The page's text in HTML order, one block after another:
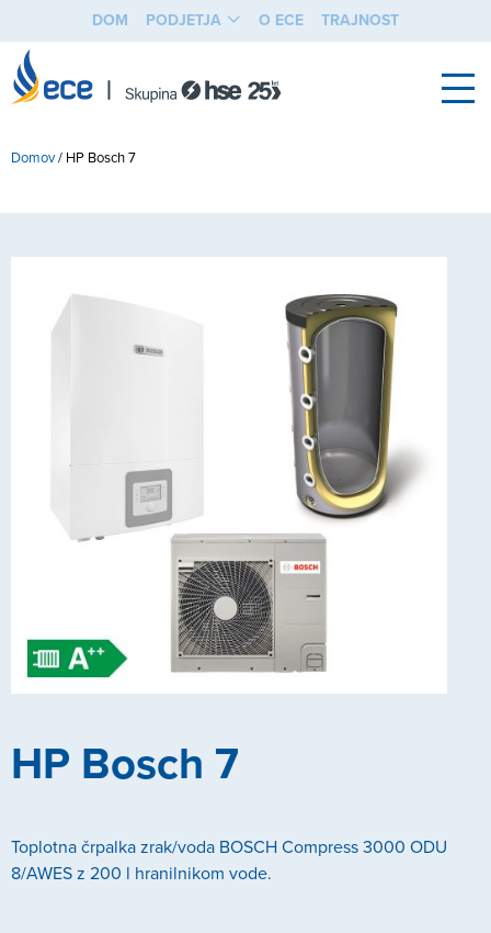
DOM PODJETJA O ECE TRAJNOST
Domov/ HP Bosch 7
HP Bosch 7
Toplotna črpalka zrak/voda BOSCH Compress 3000 ODU
8/AWES z 200 l hranilnikom vode.